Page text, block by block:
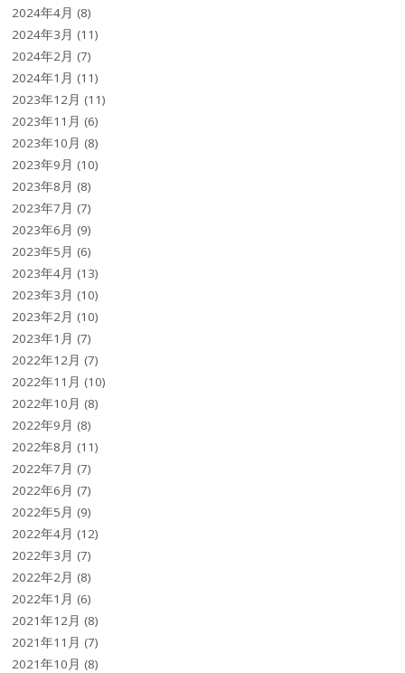
2024年4月 (8)
2024年3月 (11)
2024年2月 (7)
2024年1月 (11)
2023年12月 (11)
2023年11月 (6)
2023年10月 (8)
2023年9月 (10)
2023年8月 (8)
2023年7月 (7)
2023年6月 (9)
2023年5月 (6)
2023年4月 (13)
2023年3月 (10)
2023年2月 (10)
2023年1月 (7)
2022年12月 (7)
2022年11月 (10)
2022年10月 (8)
2022年9月 (8)
2022年8月 (11)
2022年7月 (7)
2022年6月 (7)
2022年5月 (9)
2022年4月 (12)
2022年3月 (7)
2022年2月 (8)
2022年1月 (6)
2021年12月 (8)
2021年11月 (7)
2021年10月 (8)